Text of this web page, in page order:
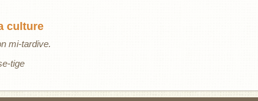
culture
mi-tardive.
tige